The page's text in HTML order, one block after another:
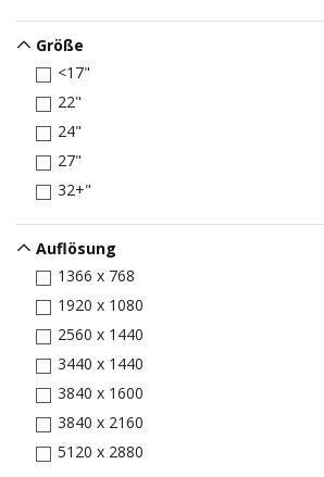
Größe
<17"
22"
24"
27"
32+"
Auflösung
1366 x 768
1920 x 1080
2560 x 1440
3440 x 1440
3840 x 1600
3840 x 2160
5120 x 2880